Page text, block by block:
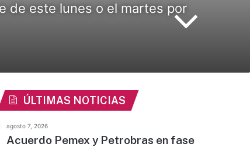
de este lunes o el martes por
ÚLTIMAS NOTICIAS
agosto 7, 2026
Acuerdo Pemex y Petrobras en fase